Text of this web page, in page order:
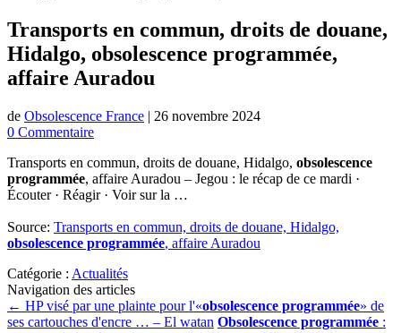
Transports en commun, droits de douane,
Hidalgo, obsolescence programmée,
affaire Auradou
de Obsolescence France | 26 novembre 2024
0 Commentaire
Transports en commun, droits de douane, Hidalgo, obsolescence
programmée, affaire Auradou – Jegou : le récap de ce mardi ·
Écouter · Réagir · Voir sur la …
Source: Transports en commun, droits de douane, Hidalgo,
obsolescence programmée, affaire Auradou
Catégorie : Actualités
Navigation des articles
← HP visé par une plainte pour l'«obsolescence programmée» de
ses cartouches d'encre … – El watan Obsolescence programmée :